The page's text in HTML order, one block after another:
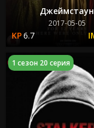
Джеймстаун
2017-05-05
6.7
1 сезон 20 серия